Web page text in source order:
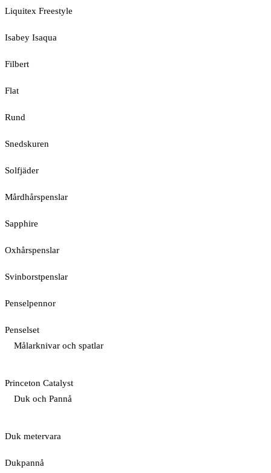
Liquitex Freestyle
Isabey Isaqua
Filbert
Flat
Rund
Snedskuren
Solfjäder
Mårdhårspenslar
Sapphire
Oxhårspenslar
Svinborstpenslar
Penselpennor
Penselset
Målarknivar och spatlar
Princeton Catalyst
Duk och Pannå
Duk metervara
Dukpannå